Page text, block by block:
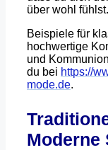
über wohl fühlst.
Beispiele für
hochwertige
und
du bei https://
mode.de.
Moderne